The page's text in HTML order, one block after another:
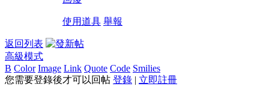
使用道具 舉報
返回列表
高級模式
B Color Image Link Quote Code Smilies
您需要登錄後才可以回帖 登錄 | 立即註冊